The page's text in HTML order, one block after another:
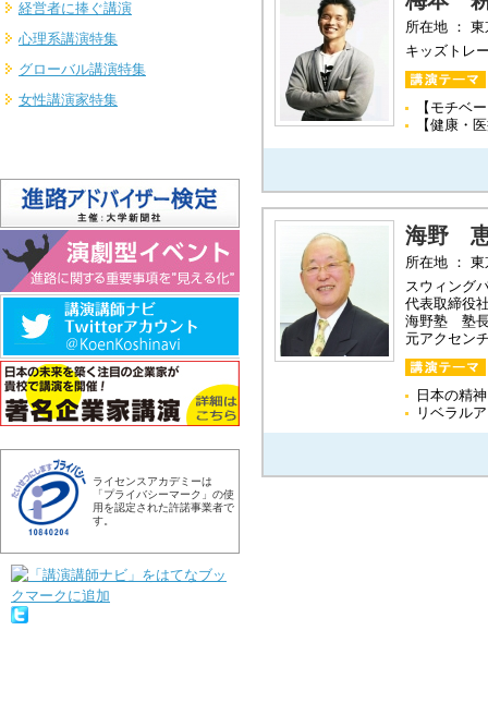
経営者に捧ぐ講演
心理系講演特集
グローバル講演特集
女性講演家特集
ライセンスアカデミーは
「プライバシーマーク」の使
用を認定された許諾事業者で
す。
所在地 ：
キッズトレ
【モチベ
【健康・
海野
所在地 ：
スウィング
代表取締役
海野塾 塾
元アクセン
日本の精
リベラル